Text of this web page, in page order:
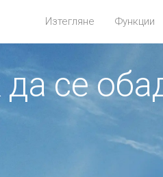
Изтегляне Функции
да се